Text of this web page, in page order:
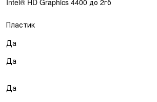
Пластик
Да
Да
Да